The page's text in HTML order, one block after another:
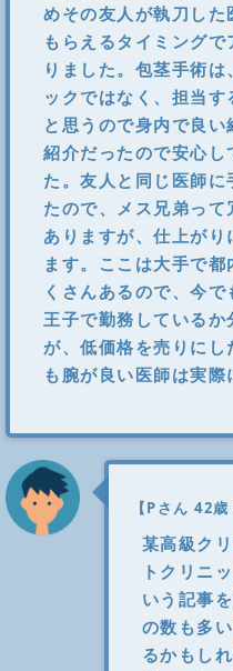
めその友人が執刀した
もらえるタイミングで
りました。包茎手術は
ックではなく、担当す
と思うので身内で良い
紹介だったので安心し
た。友人と同じ医師に
たので、メス兄弟って
ありますが、仕上がり
ます。ここは大手で都
くさんあるので、今で
王子で勤務しているか
が、低価格を売りにし
も腕が良い医師は実
【Pさん 42
某高級ク
トクリニ
いう記事
の数も多
るかもし